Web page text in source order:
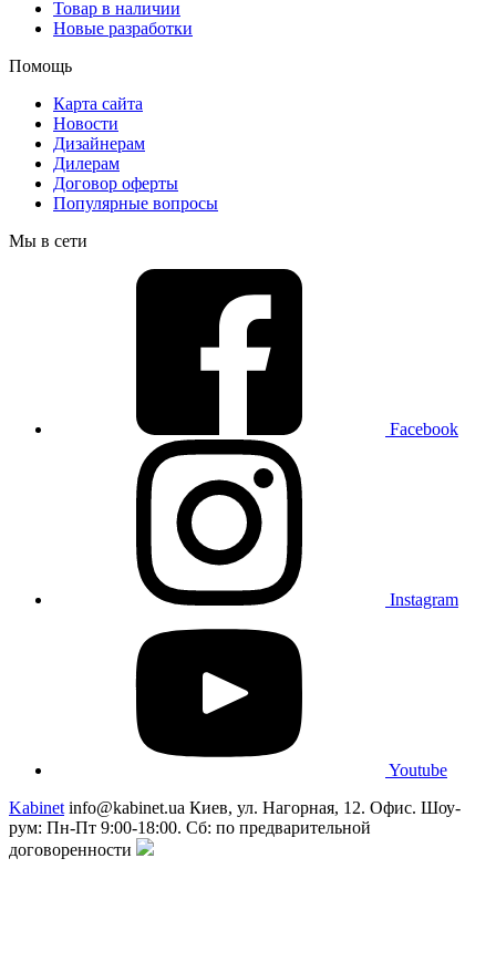
Товар в наличии
Новые разработки
Помощь
Карта сайта
Новости
Дизайнерам
Дилерам
Договор оферты
Популярные вопросы
Мы в сети
Facebook
Instagram
Youtube
Kabinet info@kabinet.ua Киев, ул. Нагорная, 12. Офис. Шоу-
рум: Пн-Пт 9:00-18:00. Сб: по предварительной
договоренности